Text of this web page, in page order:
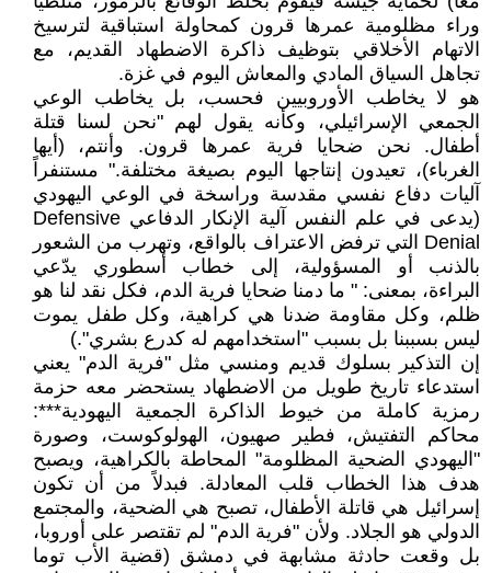
وراء مظلومية عمرها قرون كمحاولة استباقية لترسيخ
الاتهام الأخلاقي بتوظيف ذاكرة الاضطهاد القديم، مع
تجاهل السياق المادي والمعاش اليوم في غزة.
هو لا يخاطب الأوروبيين فحسب، بل يخاطب الوعي
الجمعي الإسرائيلي، وكأنه يقول لهم "نحن لسنا قتلة
أطفال. نحن ضحايا فرية عمرها قرون. وأنتم، (أيها
الغرباء)، تعيدون إنتاجها اليوم بصيغة مختلفة." مستنفراً
آليات دفاع نفسي مقدسة وراسخة في الوعي اليهودي
(يدعى في علم النفس آلية الإنكار الدفاعي Defensive
Denial التي ترفض الاعتراف بالواقع، وتهرب من الشعور
بالذنب أو المسؤولية، إلى خطاب أسطوري يدّعي
البراءة، بمعنى: " ما دمنا ضحايا فرية الدم، فكل نقد لنا هو
ظلم، وكل مقاومة ضدنا هي كراهية، وكل طفل يموت
ليس بسببنا بل بسبب "استخدامهم له كدرع بشري".)
إن التذكير بسلوك قديم ومنسي مثل "فرية الدم" يعني
استدعاء تاريخ طويل من الاضطهاد يستحضر معه حزمة
رمزية كاملة من خيوط الذاكرة الجمعية اليهودية***:
محاكم التفتيش، فطير صهيون، الهولوكوست، وصورة
"اليهودي الضحية المظلومة" المحاطة بالكراهية، ويصبح
هدف هذا الخطاب قلب المعادلة. فبدلاً من أن تكون
إسرائيل هي قاتلة الأطفال، تصبح هي الضحية، والمجتمع
الدولي هو الجلاد. ولأن "فرية الدم" لم تقتصر على أوروبا،
بل وقعت حادثة مشابهة في دمشق (قضية الأب توما